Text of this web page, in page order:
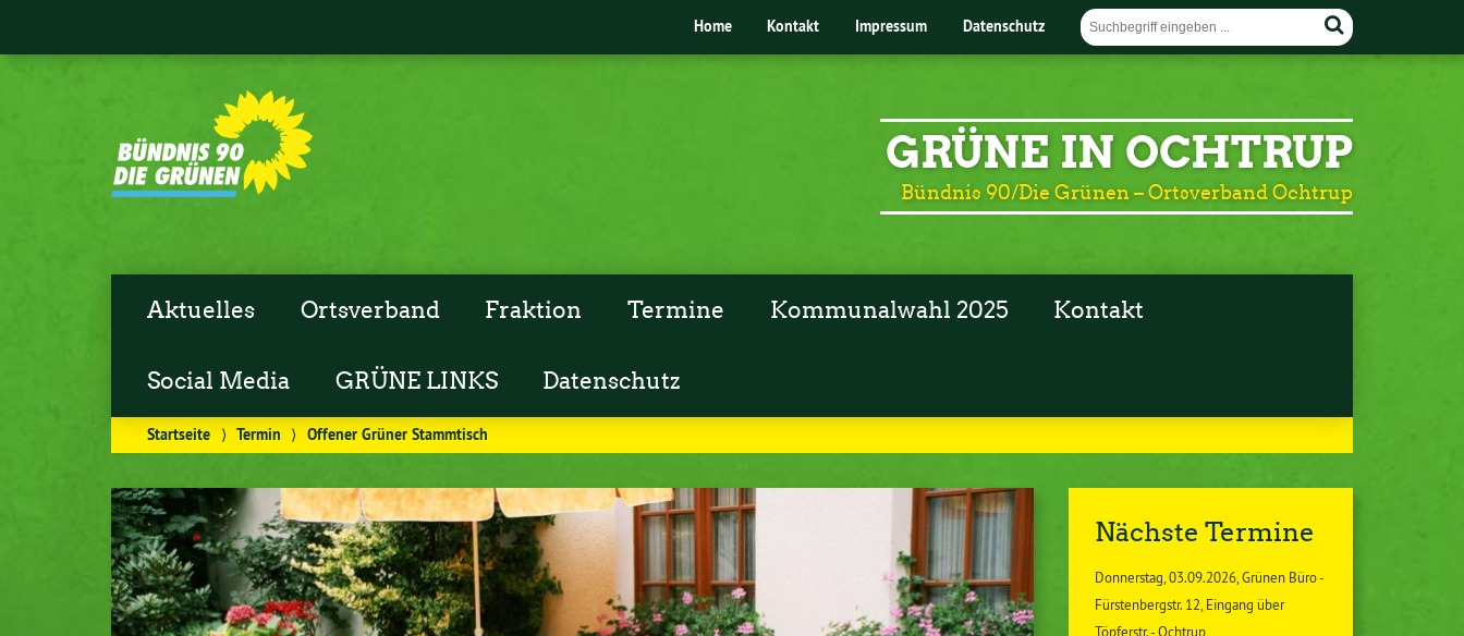
Home Kontakt Impressum Datenschutz
GRÜNE IN OCHTRUP
Bündnis 90/Die Grünen – Ortsverband Ochtrup
Aktuelles Ortsverband Fraktion Termine Kommunalwahl 2025 Kontakt
Social Media GRÜNE LINKS Datenschutz
Startseite ⟩ Termin ⟩ Offener Grüner Stammtisch
Nächste Termine
Donnerstag 03.09.2026 Grünen Büro -
Fürstenbergstr. 12, Eingang über
Töpferstr. - Ochtrup